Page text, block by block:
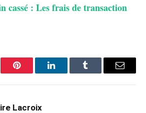
cassé : Les frais de transaction
Pinterest LinkedInTumblr Email
Lacroix